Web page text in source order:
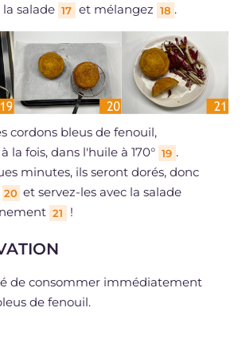
salade 17 et mélangez 18 .
cordons bleus de fenouil,
la fois, dans l'huile à 170° 19 .
minutes, ils seront dorés, donc
20 et servez-les avec la salade
21 !
de consommer immédiatement
de fenouil.